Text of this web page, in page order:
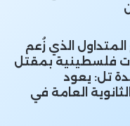
الذي زُعم
فلسطينية بمقتل
تل: يعود
العامة في